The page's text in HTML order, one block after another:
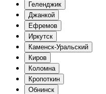
Геленджик
Джанкой
Ефремов
Иркутск
Каменск-Уральский
Киров
Коломна
Кропоткин
Обнинск